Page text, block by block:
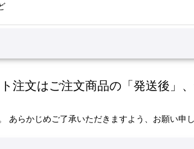
注文はご注文商品の「発送後」
あらかじめご了承いただきますよう、お願い申し